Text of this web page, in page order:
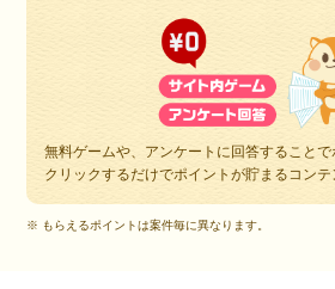
無料ゲームや、アンケートに回答することで
クリックするだけでポイントが貯まるコンテ
※ もらえるポイントは案件毎に異なります。